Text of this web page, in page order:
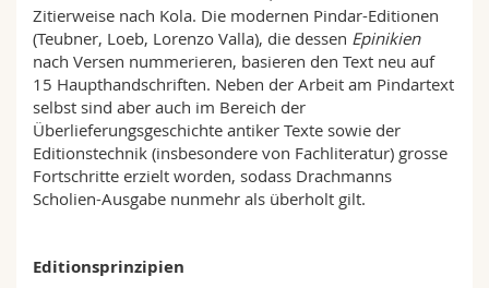
Zitierweise nach Kola. Die modernen Pindar-Editionen
(Teubner, Loeb, Lorenzo Valla), die dessen Epinikien
nach Versen nummerieren, basieren den Text neu auf
15 Haupthandschriften. Neben der Arbeit am Pindartext
selbst sind aber auch im Bereich der
Überlieferungsgeschichte antiker Texte sowie der
Editionstechnik (insbesondere von Fachliteratur) grosse
Fortschritte erzielt worden, sodass Drachmanns
Scholien-Ausgabe nunmehr als überholt gilt.
Editionsprinzipien